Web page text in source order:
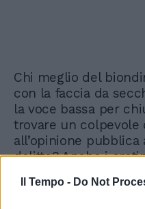
Il Tempo - Do Not
Chi meglio del
con la faccia da
la voce bassa per
trovare un colpevole
all’opinione
delitto? Anche i
beneficio della